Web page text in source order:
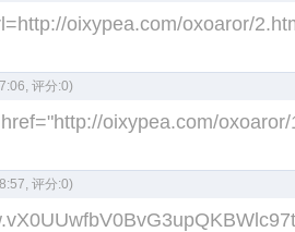
oixypea.com/oxoaror/
评分:0)
oixypea.com/
评分:0)